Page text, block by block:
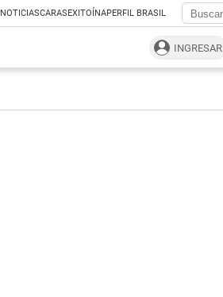
NOTICIASCARASEXITOÍNAPERFIL BRASIL
INGRESAR